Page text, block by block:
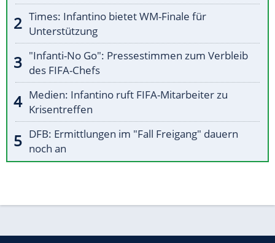
Times: Infantino bietet WM-Finale für
Unterstützung
"Infanti-No Go": Pressestimmen zum Verbleib
des FIFA-Chefs
Medien: Infantino ruft FIFA-Mitarbeiter zu
Krisentreffen
DFB: Ermittlungen im "Fall Freigang" dauern
noch an